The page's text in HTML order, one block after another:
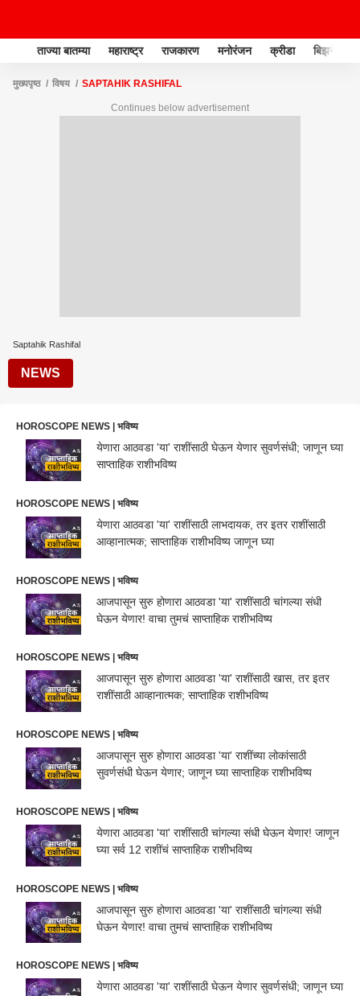
ताज्या बातम्या महाराष्ट्र राजकारण मनोरंजन क्रीडा बिझनेस
मुख्यपृष्ठ विषय SAPTAHIK RASHIFAL
Continues below advertisement
Saptahik Rashifal
NEWS
HOROSCOPE NEWS | भविष्य
येणारा आठवडा 'या' राशींसाठी घेऊन येणार सुवर्णसंधी; जाणून घ्या
साप्ताहिक राशीभविष्य
HOROSCOPE NEWS | भविष्य
येणारा आठवडा 'या' राशींसाठी लाभदायक, तर इतर राशींसाठी
आव्हानात्मक; साप्ताहिक राशीभविष्य जाणून घ्या
HOROSCOPE NEWS | भविष्य
आजपासून सुरु होणारा आठवडा 'या' राशींसाठी चांगल्या संधी
घेऊन येणार! वाचा तुमचं साप्ताहिक राशीभविष्य
HOROSCOPE NEWS | भविष्य
आजपासून सुरु होणारा आठवडा 'या' राशींसाठी खास, तर इतर
राशींसाठी आव्हानात्मक; साप्ताहिक राशीभविष्य
HOROSCOPE NEWS | भविष्य
आजपासून सुरु होणारा आठवडा 'या' राशींच्या लोकांसाठी
सुवर्णसंधी घेऊन येणार; जाणून घ्या साप्ताहिक राशीभविष्य
HOROSCOPE NEWS | भविष्य
येणारा आठवडा 'या' राशींसाठी चांगल्या संधी घेऊन येणार! जाणून
घ्या सर्व 12 राशींचं साप्ताहिक राशीभविष्य
HOROSCOPE NEWS | भविष्य
आजपासून सुरु होणारा आठवडा 'या' राशींसाठी चांगल्या संधी
घेऊन येणार! वाचा तुमचं साप्ताहिक राशीभविष्य
HOROSCOPE NEWS | भविष्य
येणारा आठवडा 'या' राशींसाठी घेऊन येणार सुवर्णसंधी; जाणून घ्या